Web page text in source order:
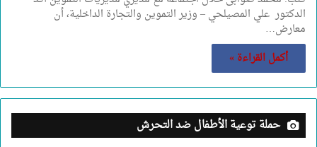
الدكتور علي المصيلحي – وزير التموين والتجارة الداخلية، أن
معارض…
أكمل القراءة »
حملة توعية الأطفال ضد التحرش